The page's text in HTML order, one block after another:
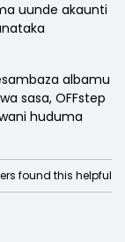
uunde akaunti
albamu
sasa, OFFstep
huduma
found this helpful